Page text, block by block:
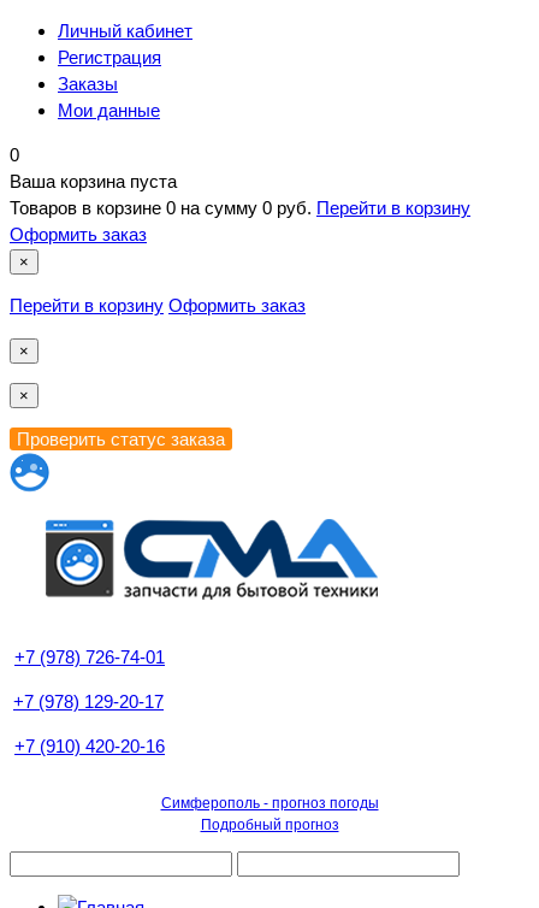
Личный кабинет
Регистрация
Заказы
Мои данные
0
Ваша корзина пуста
Товаров в корзине 0 на сумму 0 руб. Перейти в корзину
Оформить заказ
×
Перейти в корзину Оформить заказ
×
×
+7 (978) 726-74-01
+7 (978) 129-20-17
+7 (910) 420-20-16
Симферополь - прогноз погоды
Подробный прогноз